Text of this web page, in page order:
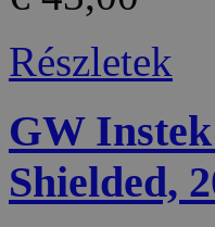
Részletek
GW
Shielded,